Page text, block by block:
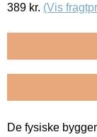
389 kr. (Vis
De fysiske